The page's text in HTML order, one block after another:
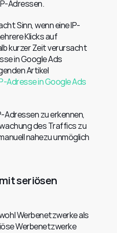
Adressen.
Sinn, wenn eine IP-
Klicks auf
kurzer Zeit verursacht
in Google Ads
Artikel
Adresse in Google Ads
zu erkennen,
des Traffics zu
nahezu unmöglich
seriösen
Werbenetzwerke als
Werbenetzwerke